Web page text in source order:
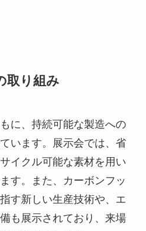
取り組み
に、持続可能な製造への
います。展示会では、省
イクル可能な素材を用い
す。また、カーボンフッ
す新しい生産技術や、エ
も展示されており、来場